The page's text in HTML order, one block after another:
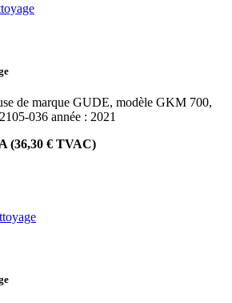
de marque GUDE, modèle GKM 700,
036 année : 2021
(36,30 € TVAC)